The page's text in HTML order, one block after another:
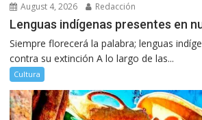
August 4, 2026 Redacción
Lenguas indígenas presentes en
Siempre florecerá la palabra; lenguas
contra su extinción A lo largo de las...
Cultura